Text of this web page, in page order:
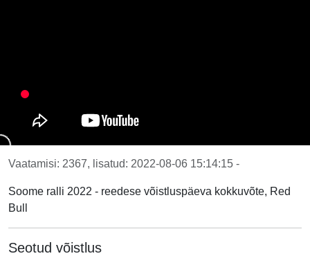
Vaatamisi: 2367, lisatud: 2022-08-06 15:14:15 -
Soome ralli 2022 - reedese võistluspäeva kokkuvõte, Red
Bull
Seotud võistlus